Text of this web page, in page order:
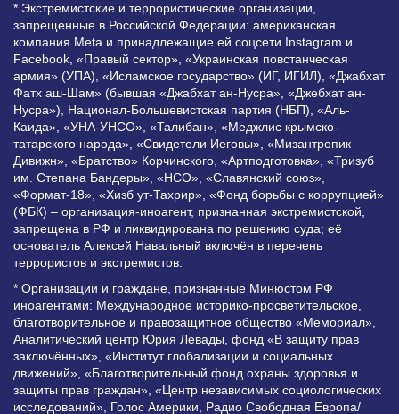
* Экстремистские и террористические организации,
запрещенные в Российской Федерации: американская
компания Meta и принадлежащие ей соцсети Instagram и
Facebook, «Правый сектор», «Украинская повстанческая
армия» (УПА), «Исламское государство» (ИГ, ИГИЛ), «Джабхат
Фатх аш-Шам» (бывшая «Джабхат ан-Нусра», «Джебхат ан-
Нусра»), Национал-Большевистская партия (НБП), «Аль-
Каида», «УНА-УНСО», «Талибан», «Меджлис крымско-
татарского народа», «Свидетели Иеговы», «Мизантропик
Дивижн», «Братство» Корчинского, «Артподготовка», «Тризуб
им. Степана Бандеры», «НСО», «Славянский союз»,
«Формат-18», «Хизб ут-Тахрир», «Фонд борьбы с коррупцией»
(ФБК) – организация-иноагент, признанная экстремистской,
запрещена в РФ и ликвидирована по решению суда; её
основатель Алексей Навальный включён в перечень
террористов и экстремистов.
* Организации и граждане, признанные Минюстом РФ
иноагентами: Международное историко-просветительское,
благотворительное и правозащитное общество «Мемориал»,
Аналитический центр Юрия Левады, фонд «В защиту прав
заключённых», «Институт глобализации и социальных
движений», «Благотворительный фонд охраны здоровья и
защиты прав граждан», «Центр независимых социологических
исследований», Голос Америки, Радио Свободная Европа/